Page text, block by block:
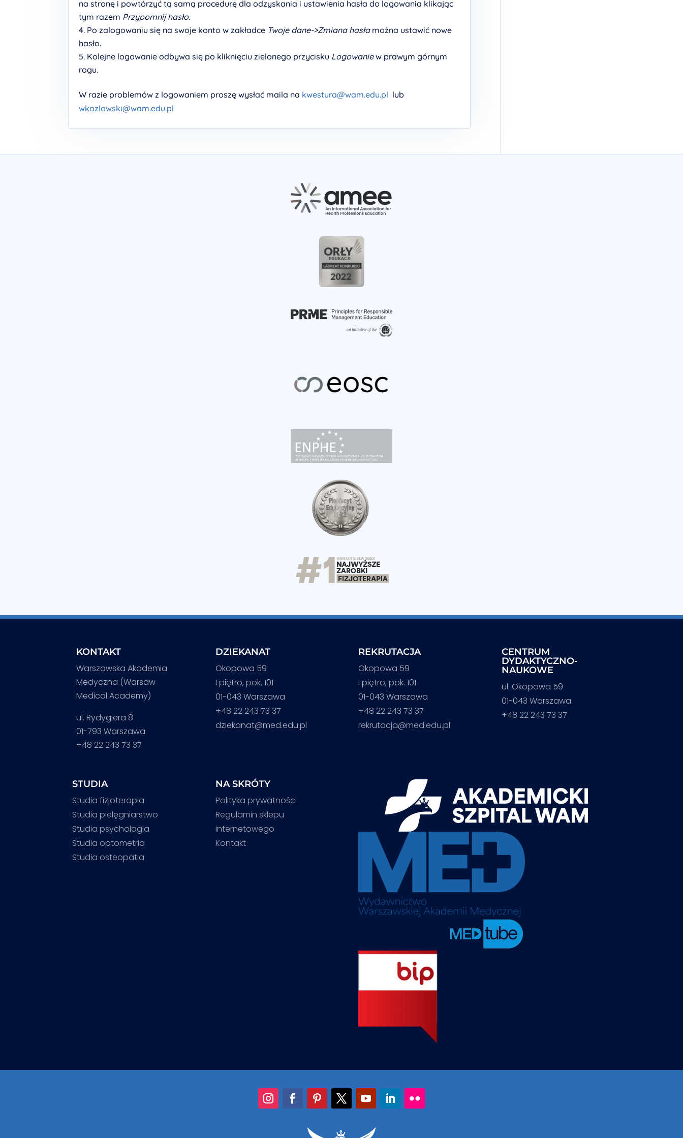
na stronę i powtórzyć tą samą procedurę dla odzyskania i ustawienia hasła do logowania klikając
tym razem Przypomnij hasło.
Po zalogowaniu się na swoje konto w zakładce Twoje dane->Zmiana hasła można ustawić nowe
hasło.
Kolejne logowanie odbywa się po kliknięciu zielonego przycisku Logowaniew prawym górnym
rogu.
W razie problemów z logowaniem proszę wysłać maila na kwestura@wam.edu.pl lub
wkozlowski@wam.edu.pl
KONTAKT
Warszawska Akademia
Medyczna (Warsaw
Medical Academy)
ul. Rydygiera 8
01-793 Warszawa
+48 22 243 73 37
DZIEKANAT
Okopowa 59
I piętro, pok. 101
01-043 Warszawa
+48 22 243 73 37
dziekanat@med.edu.pl
REKRUTACJA
Okopowa 59
I piętro, pok. 101
01-043 Warszawa
+48 22 243 73 37
rekrutacja@med.edu.pl
CENTRUM
DYDAKTYCZNO-
NAUKOWE
ul. Okopowa 59
01-043 Warszawa
+48 22 243 73 37
STUDIA
Studia fizjoterapia
Studia pielęgniarstwo
Studia psychologia
Studia optometria
Studia osteopatia
NA SKRÓTY
Polityka prywatności
Regulamin sklepu
internetowego
Kontakt